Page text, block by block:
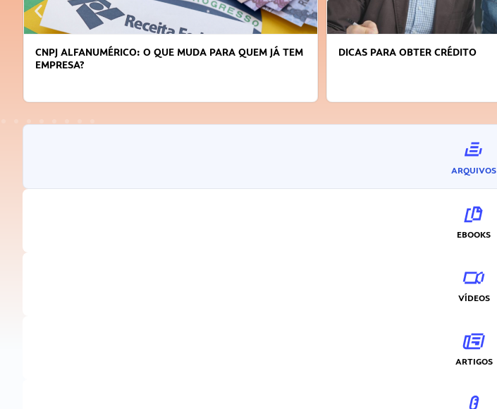
CNPJ ALFANUMÉRICO: O QUE MUDA PARA QUEM JÁ TEM
EMPRESA?
DICAS PARA OBTER CRÉDITO
ARQUIVOS
EBOOKS
VÍDEOS
ARTIGOS